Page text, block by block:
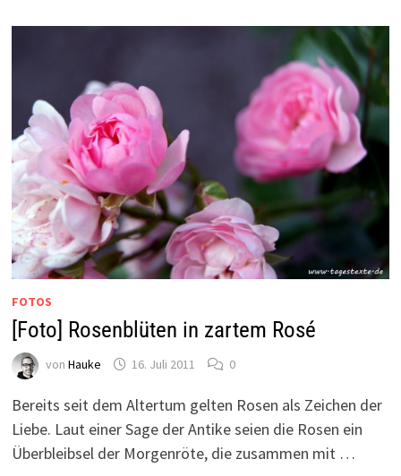
FOTOS
[Foto] Rosenblüten in zartem Rosé
von Hauke 16. Juli 2011 0
Bereits seit dem Altertum gelten Rosen als Zeichen der
Liebe. Laut einer Sage der Antike seien die Rosen ein
Überbleibsel der Morgenröte, die zusammen mit …